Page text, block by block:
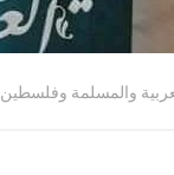
والمسلمة وفلسطين